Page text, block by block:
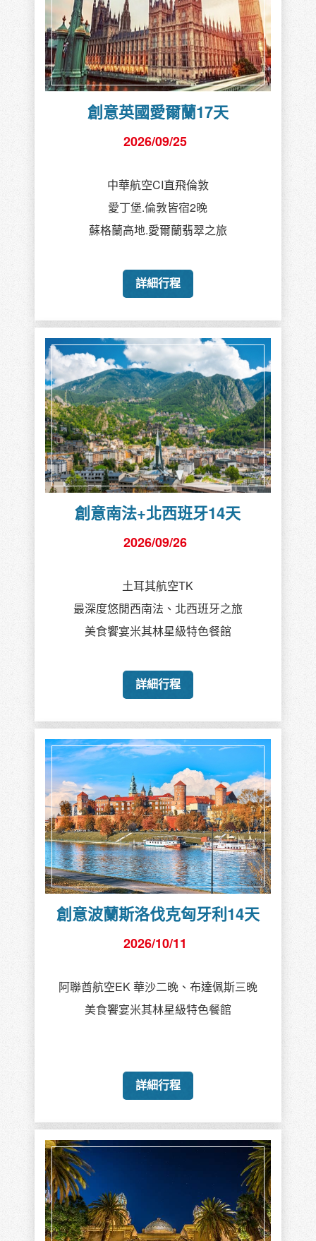
創意英國愛爾蘭17天
2026/09/25
中華航空CI直飛倫敦
愛丁堡.倫敦皆宿2晚
蘇格蘭高地.愛爾蘭翡翠之旅
詳細行程
創意南法+北西班牙14天
2026/09/26
土耳其航空TK
最深度悠閒西南法、北西班牙之旅
美食饗宴米其林星級特色餐館
詳細行程
創意波蘭斯洛伐克匈牙利14天
2026/10/11
阿聯酋航空EK 華沙二晚、布達佩斯三晚
美食饗宴米其林星級特色餐館
詳細行程